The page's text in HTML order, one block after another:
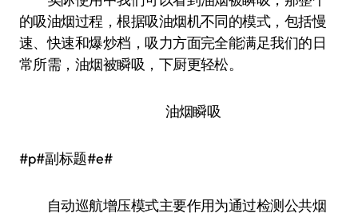
的吸油烟过程，根据吸油烟机不同的模式，包括慢
速、快速和爆炒档，吸力方面完全能满足我们的日
常所需，油烟被瞬吸，下厨更轻松。
油烟瞬吸
#p#副标题#e#
自动巡航增压模式主要作用为通过检测公共烟